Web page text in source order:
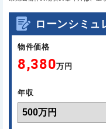
ローンシミュ
物件価格
8,380万円
年収